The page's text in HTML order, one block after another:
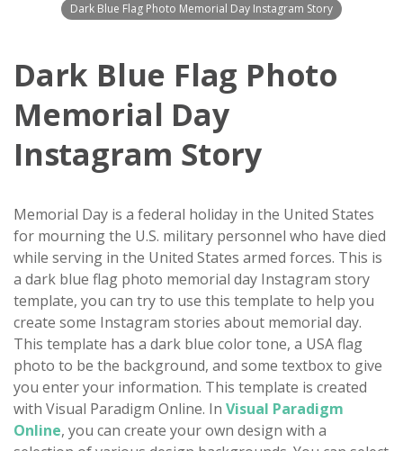
Dark Blue Flag Photo Memorial Day Instagram Story
Dark Blue Flag Photo
Memorial Day
Instagram Story
Memorial Day is a federal holiday in the United States
for mourning the U.S. military personnel who have died
while serving in the United States armed forces. This is
a dark blue flag photo memorial day Instagram story
template, you can try to use this template to help you
create some Instagram stories about memorial day.
This template has a dark blue color tone, a USA flag
photo to be the background, and some textbox to give
you enter your information. This template is created
with Visual Paradigm Online. In Visual Paradigm
Online, you can create your own design with a